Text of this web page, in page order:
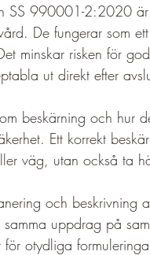
SS 990001-2:2020 är
De fungerar som
minskar risken för
ut direkt efter
beskärning och hur
Ett korrekt
väg, utan också ta
och beskrivning
uppdrag på
otydliga